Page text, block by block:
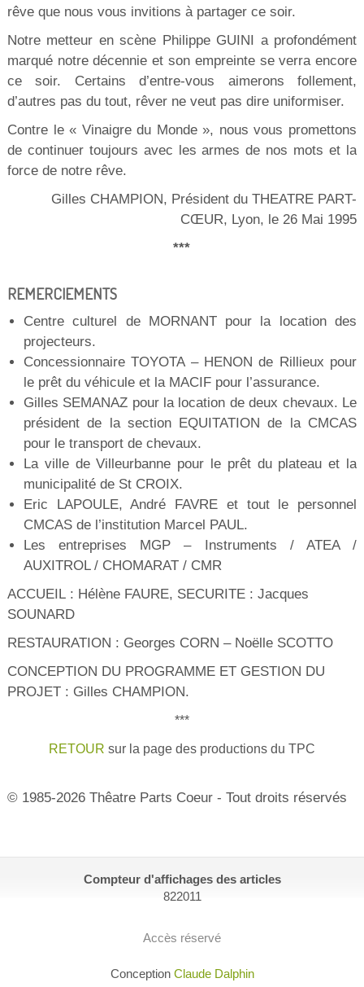
rêve que nous vous invitions à partager ce soir.
Notre metteur en scène Philippe GUINI a profondément
marqué notre décennie et son empreinte se verra encore
ce soir. Certains d’entre-vous aimerons follement,
d’autres pas du tout, rêver ne veut pas dire uniformiser.
Contre le « Vinaigre du Monde », nous vous promettons
de continuer toujours avec les armes de nos mots et la
force de notre rêve.
Gilles CHAMPION, Président du THEATRE PART-
CŒUR, Lyon, le 26 Mai 1995
***
REMERCIEMENTS
Centre culturel de MORNANT pour la location des
projecteurs.
Concessionnaire TOYOTA – HENON de Rillieux pour
le prêt du véhicule et la MACIF pour l’assurance.
Gilles SEMANAZ pour la location de deux chevaux. Le
président de la section EQUITATION de la CMCAS
pour le transport de chevaux.
La ville de Villeurbanne pour le prêt du plateau et la
municipalité de St CROIX.
Eric LAPOULE, André FAVRE et tout le personnel
CMCAS de l’institution Marcel PAUL.
Les entreprises MGP – Instruments / ATEA /
AUXITROL / CHOMARAT / CMR
ACCUEIL : Hélène FAURE, SECURITE : Jacques
SOUNARD
RESTAURATION : Georges CORN – Noëlle SCOTTO
CONCEPTION DU PROGRAMME ET GESTION DU
PROJET : Gilles CHAMPION.
***
RETOUR sur la page des productions du TPC
© 1985-2026 Thêatre Parts Coeur - Tout droits réservés
Compteur d'affichages des articles
822011
Accès réservé
Conception Claude Dalphin